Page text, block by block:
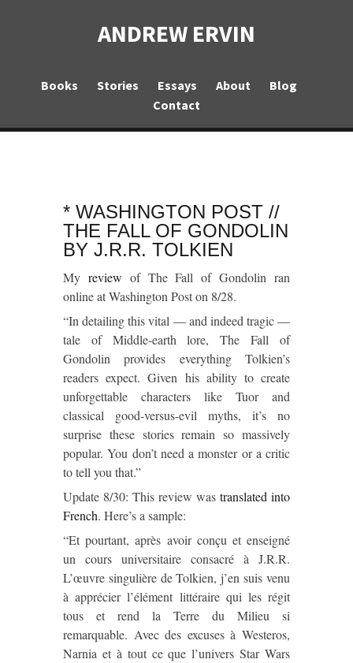
ANDREW ERVIN
Books Stories Essays About
Blog
Contact
* WASHINGTON POST //
THE FALL OF GONDOLIN
BY J.R.R. TOLKIEN
My review of The Fall of Gondolin ran
online atWashington Poston 8/28.
“In detailing this vital — and indeed tragic —
tale of Middle-earth lore,The Fall of
Gondolin provides everything Tolkien’s
readers expect. Given his ability to create
unforgettable characters like Tuor and
classical good-versus-evil myths, it’s no
surprise these stories remain so massively
popular. You don’t need a monster or a critic
to tell you that.”
Update 8/30: This review was translated into
French. Here’s a sample:
“Et pourtant, après avoir conçu et enseigné
un cours universitaire consacré à J.R.R.
L’œuvre singulière de Tolkien, j’en suis venu
à apprécier l’élément littéraire qui les régit
tous et rend la Terre du Milieu si
remarquable. Avec des excuses à Westeros,
Narnia et à tout ce que l’univers Star Wars